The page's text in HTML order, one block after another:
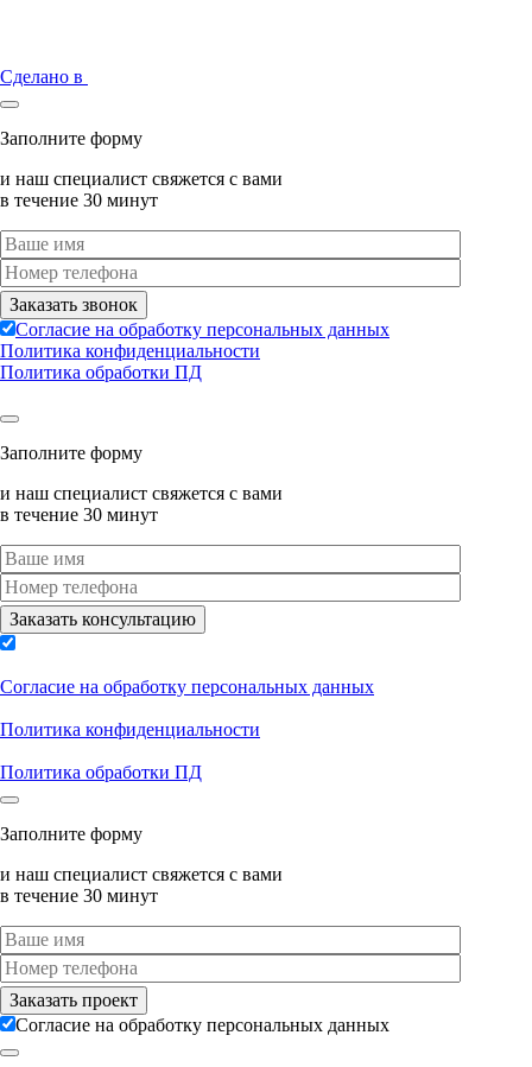
Сделано в
Заполните форму
и наш специалист свяжется с вами
в течение 30 минут
Согласие на обработку персональных данных
Политика конфиденциальности
Политика обработки ПД
Заполните форму
и наш специалист свяжется с вами
в течение 30 минут
Согласие на обработку персональных данных
Политика конфиденциальности
Политика обработки ПД
Заполните форму
и наш специалист свяжется с вами
в течение 30 минут
Согласие на обработку персональных данных